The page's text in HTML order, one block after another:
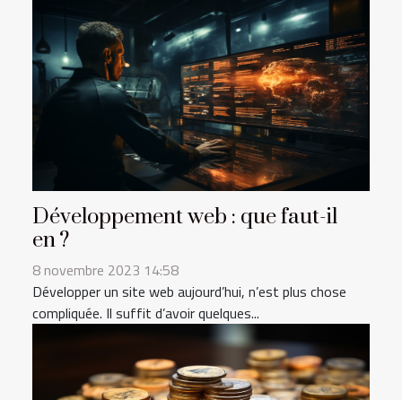
Développement web : que faut-il
en ?
8 novembre 2023 14:58
Développer un site web aujourd’hui, n’est plus chose
compliquée. Il suffit d’avoir quelques...